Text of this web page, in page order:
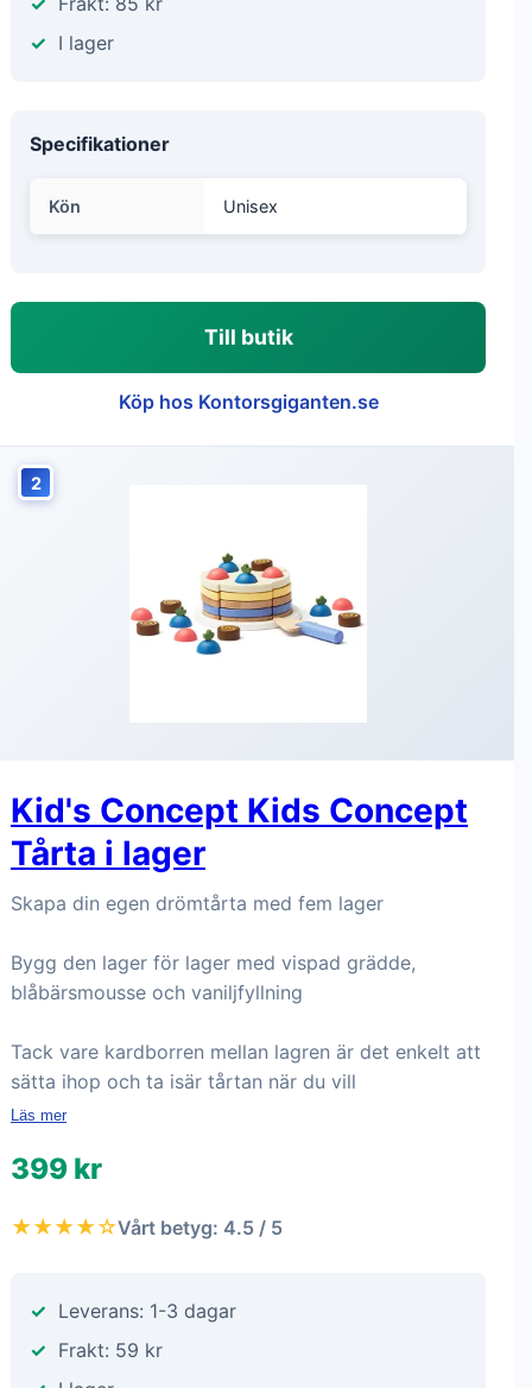
I lager
Specifikationer
Kön Unisex
Till butik
Köp hos Kontorsgiganten.se
2
Kid's Concept Kids Concept
Tårta i lager
Skapa din egen drömtårta med fem lager
Bygg den lager för lager med vispad grädde,
blåbärsmousse och vaniljfyllning
Tack vare kardborren mellan lagren är det enkelt att
sätta ihop och ta isär tårtan när du vill
Läs mer
399 kr
★★★★☆Vårt betyg: 4.5 / 5
Leverans: 1-3 dagar
Frakt: 59 kr